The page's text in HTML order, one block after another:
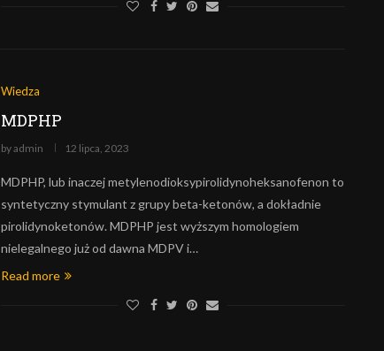
Wiedza
MDPHP
byadmin 12 lipca, 2023
MDPHP, lub inaczej metylenodioksypirolidynoheksanofenon to
syntetyczny stymulant z grupy beta-ketonów, a dokładnie
pirolidynoketonów. MDPHP jest wyższym homologiem
nielegalnego już od dawna MDPV i…
Read more